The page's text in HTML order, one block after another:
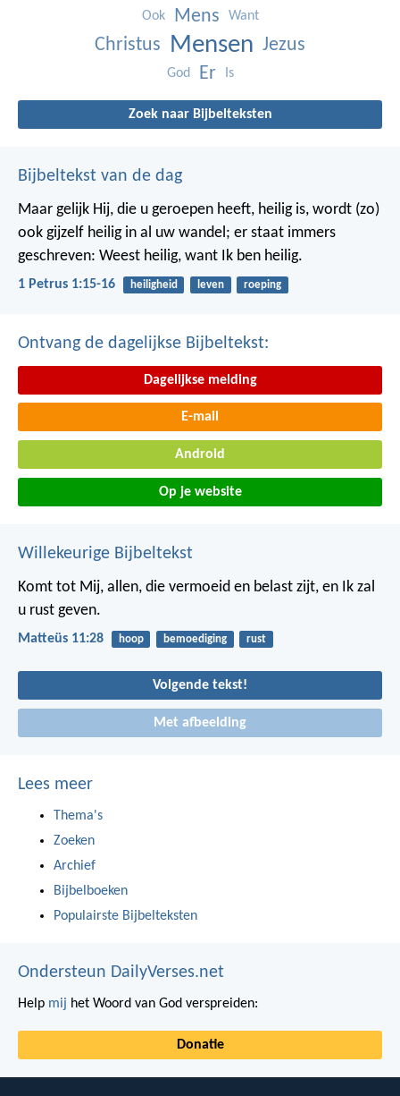
Ook Mens Want
Christus Mensen Jezus
God Er Is
Zoek naar Bijbelteksten
Bijbeltekst van de dag
Maar gelijk Hij, die u geroepen heeft, heilig is, wordt (zo)
ook gijzelf heilig in al uw wandel; er staat immers
geschreven: Weest heilig, want Ik ben heilig.
1 Petrus 1:15-16 heiligheid leven roeping
Ontvang de dagelijkse Bijbeltekst:
Dagelijkse melding
E-mail
Android
Op je website
Willekeurige Bijbeltekst
Komt tot Mij, allen, die vermoeid en belast zijt, en Ik zal
u rust geven.
Matteüs 11:28 hoop bemoediging rust
Volgende tekst!
Met afbeelding
Lees meer
Thema's
Zoeken
Archief
Bijbelboeken
Populairste Bijbelteksten
Ondersteun DailyVerses.net
Help mij het Woord van God verspreiden:
Donatie